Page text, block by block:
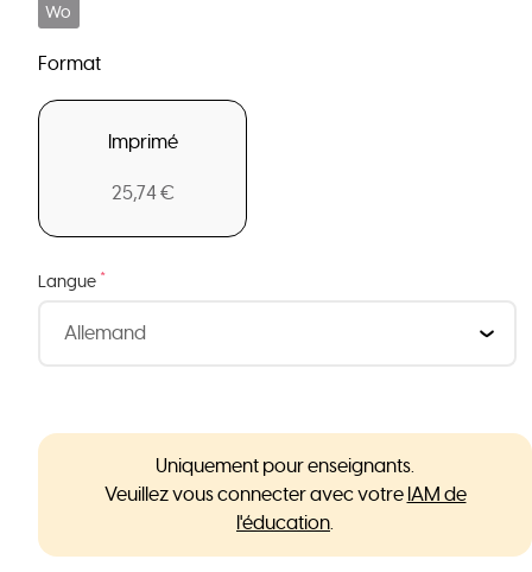
Wo
Format
Imprimé
25,74 €
Langue *
Uniquement pour enseignants.
Veuillez vous connecter avec votre IAM de
l'éducation.